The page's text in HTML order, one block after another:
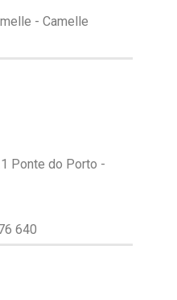
- Camelle
Ponte do Porto -
640